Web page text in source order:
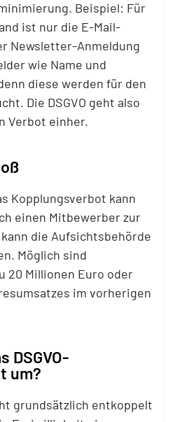
Beispiel: Für
ist nur die E-Mail-
Newsletter-Anmeldung
wie Name und
diese werden für den
Die DSGVO geht also
Verbot einher.
Kopplungsverbot kann
einen Mitbewerber zur
die Aufsichtsbehörde
Möglich sind
20 Millionen Euro oder
im vorherigen
DSGVO-
um?
grundsätzlich entkoppelt